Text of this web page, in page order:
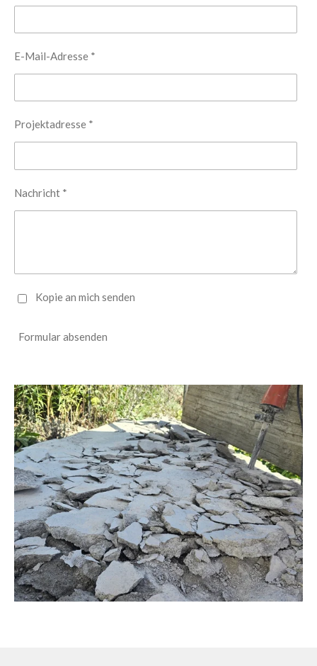
E-Mail-Adresse *
Projektadresse *
Nachricht *
Kopie an mich senden
Formular absenden